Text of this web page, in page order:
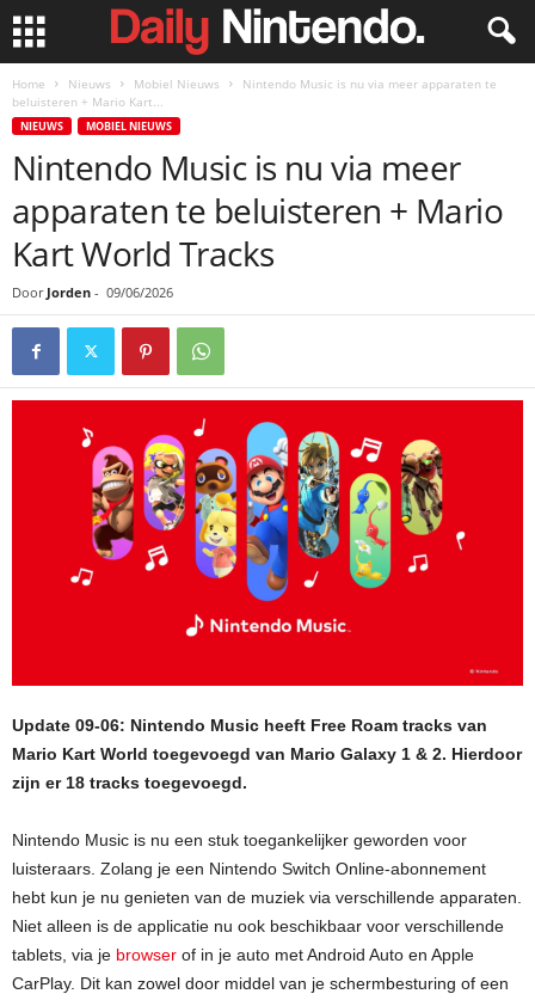
Home Nieuws Mobiel Nieuws
Nintendo Music is nu via meer apparaten te
beluisteren + Mario Kart...
NIEUWS MOBIEL NIEUWS
Nintendo Music is nu via meer
apparaten te beluisteren + Mario
Kart World Tracks
Door Jorden - 09/06/2026
Update 09-06: Nintendo Music heeft Free Roam tracks van
Mario Kart World toegevoegd van Mario Galaxy 1 & 2. Hierdoor
zijn er 18 tracks toegevoegd.
Nintendo Music is nu een stuk toegankelijker geworden voor
luisteraars. Zolang je een Nintendo Switch Online-abonnement
hebt kun je nu genieten van de muziek via verschillende apparaten.
Niet alleen is de applicatie nu ook beschikbaar voor verschillende
tablets, via je browser of in je auto met Android Auto en Apple
CarPlay. Dit kan zowel door middel van je schermbesturing of een